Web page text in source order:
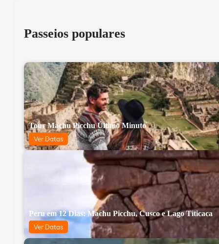
Passeios populares
Tour Machu Picchu Último Minuto
Ver Datas
Peru em 12 Dias: Machu Picchu, Cusco e Lago Titicaca
Ver Datas